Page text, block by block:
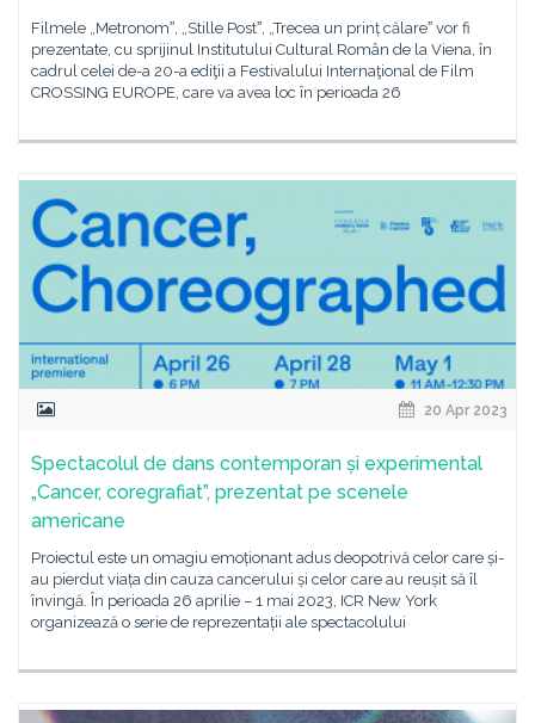
Filmele „Metronomˮ, „Stille Postˮ, „Trecea un prinț călareˮ vor fi
prezentate, cu sprijinul Institutului Cultural Român de la Viena, în
cadrul celei de-a 20-a ediţii a Festivalului Internaţional de Film
CROSSING EUROPE, care va avea loc în perioada 26
20 Apr 2023
Spectacolul de dans contemporan și experimental
„Cancer, coregrafiat”, prezentat pe scenele
americane
Proiectul este un omagiu emoționant adus deopotrivă celor care și-
au pierdut viața din cauza cancerului și celor care au reușit să îl
învingă. În perioada 26 aprilie – 1 mai 2023, ICR New York
organizează o serie de reprezentații ale spectacolului